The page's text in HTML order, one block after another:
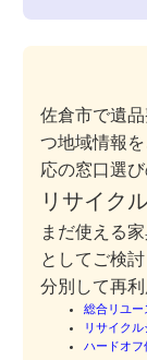
佐倉市で遺
つ地域情報
応の窓口選
リサイク
まだ使える
としてご検
分別して再
総合リユー
リサイク
ハードオフ